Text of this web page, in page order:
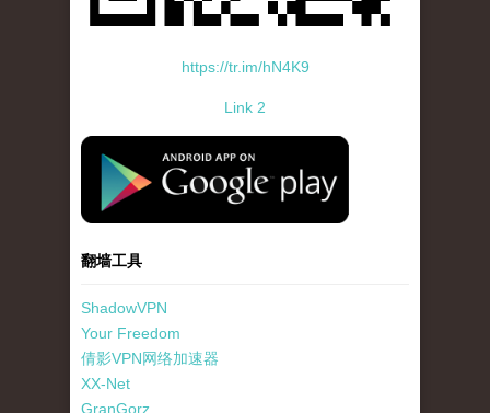
https://tr.im/hN4K9
Link 2
standard-icon-googleplay-app-store.png
翻墙工具
ShadowVPN
Your Freedom
倩影VPN网络加速器
XX-Net
GranGorz